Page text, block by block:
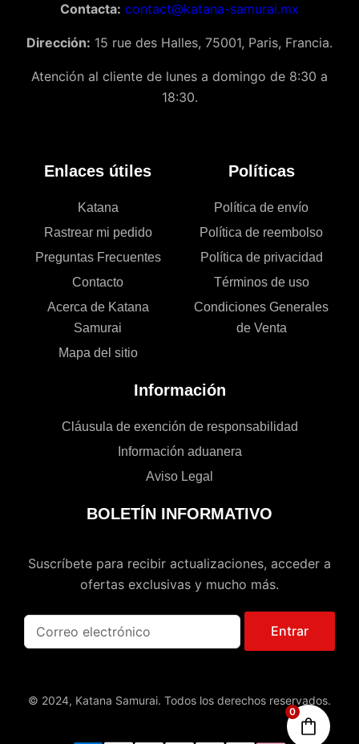
Contacta: contact@katana-samurai.mx
Dirección: 15 rue des Halles, 75001, Paris, Francia.
Atención al cliente de lunes a domingo de 8:30 a
18:30.
Enlaces útiles
Katana
Rastrear mi pedido
Preguntas Frecuentes
Contacto
Acerca de Katana
Samurai
Mapa del sitio
Políticas
Política de envío
Política de reembolso
Política de privacidad
Términos de uso
Condiciones Generales
de Venta
Información
Cláusula de exención de responsabilidad
Información aduanera
Aviso Legal
BOLETÍN INFORMATIVO
Suscríbete para recibir actualizaciones, acceder a
ofertas exclusivas y mucho más.
Entrar
© 2024, Katana Samurai. Todos los derechos reservados.
0